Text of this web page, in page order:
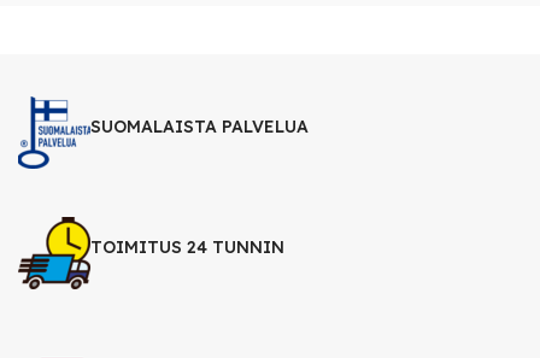
SUOMALAISTA PALVELUA
TOIMITUS 24 TUNNIN